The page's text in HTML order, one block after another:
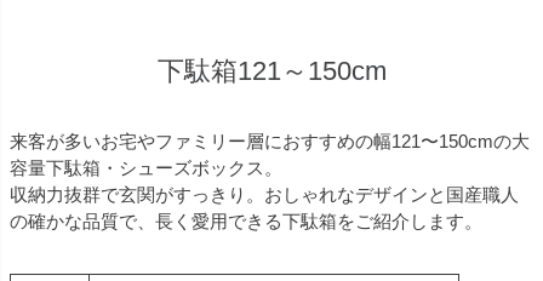
下駄箱121～150cm
来客が多いお宅やファミリー層におすすめの幅121〜150cmの大
容量下駄箱・シューズボックス。
収納力抜群で玄関がすっきり。おしゃれなデザインと国産職人
の確かな品質で、長く愛用できる下駄箱をご紹介します。